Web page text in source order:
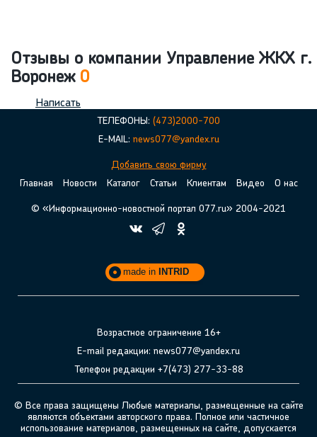
Отзывы о компании Управление ЖКХ г.
Воронеж 0
Написать
ТЕЛЕФОНЫ: (473)2000-700
E-MAIL: news077@yandex.ru
Добавить свою фирму
Главная
Новости Каталог Статьи Клиентам Видео О нас
© «Информационно-новостной портал 077.ru» 2004-2021
made in INTRID
Возрастное ограничение 16+
E-mail редакции: news077@yandex.ru
Телефон редакции +7(473) 277-33-88
© Все права защищены Любые материалы, размещенные на сайте
являются объектами авторского права. Полное или частичное
использование материалов, размещенных на сайте, допускается